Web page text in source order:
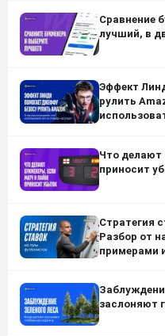
Сравнение
лучший, в
Эффект
рулить
Что делают
приносит
Стратегия
Разбор от
примерами
заслоняют